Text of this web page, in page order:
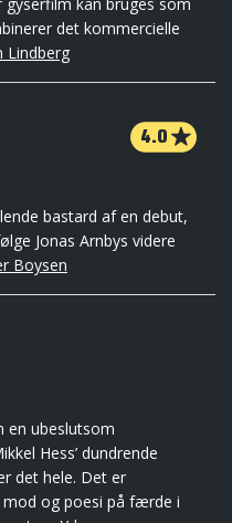
det kommercielle
Lindberg
4.0
bastard af en debut,
Jonas Arnbys videre
Boysen
en ubeslutsom
Hess’ dundrende
det hele. Det er
og poesi på færde i